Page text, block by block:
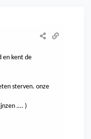
en kent de
sterven. onze
…. )